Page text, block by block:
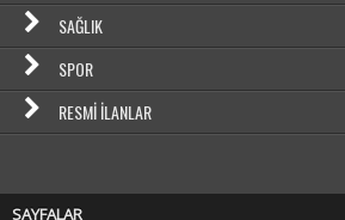
SAĞLIK
SPOR
RESMI İLANLAR
SAYFALAR